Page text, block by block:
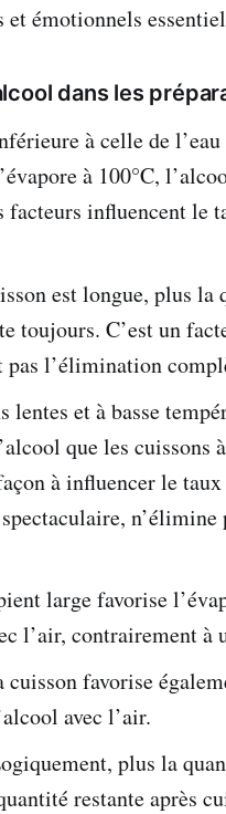
émotionnels
dans les
à celle de
à 100°C,
influencent le
est longue, plus la
toujours. C’est un
pas l’élimination
lentes et à basse
que les cuissons
à influencer le
n’élimine
large favorise
l’air, contrairement
cuisson favorise
avec l’air.
plus la
restante après